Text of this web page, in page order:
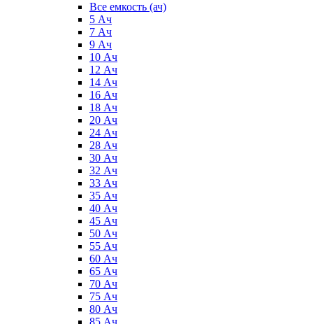
Все емкость (ач)
5 Ач
7 Ач
9 Ач
10 Ач
12 Ач
14 Ач
16 Ач
18 Ач
20 Ач
24 Ач
28 Ач
30 Ач
32 Ач
33 Ач
35 Ач
40 Ач
45 Ач
50 Ач
55 Ач
60 Ач
65 Ач
70 Ач
75 Ач
80 Ач
85 Ач